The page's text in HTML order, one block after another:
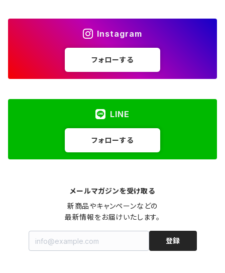
Instagram
フォローする
LINE
フォローする
メールマガジンを受け取る
新商品やキャンペーンなどの
最新情報をお届けいたします。
登録